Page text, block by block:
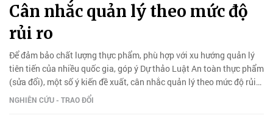
Cân nhắc quản lý theo mức độ
rủi ro
Để đảm bảo chất lượng thực phẩm, phù hợp với xu hướng quản lý
tiên tiến của nhiều quốc gia, góp ý Dự thảo Luật An toàn thực phẩm
(sửa đổi), một số ý kiến đề xuất, cân nhắc quản lý theo mức độ rủi
ro.
NGHIÊN CỨU - TRAO ĐỔI